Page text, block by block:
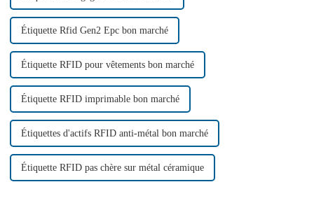
Étiquette Rfid Gen2 Epc bon marché
Étiquette RFID pour vêtements bon marché
Étiquette RFID imprimable bon marché
Étiquettes d'actifs RFID anti-métal bon marché
Étiquette RFID pas chère sur métal céramique